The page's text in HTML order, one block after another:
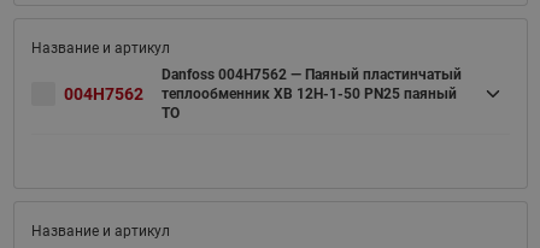
004H7562
Danfoss 004H7562 — Паяный пластинчатый
теплообменник XB 12H-1-50 PN25 паяный
ТО